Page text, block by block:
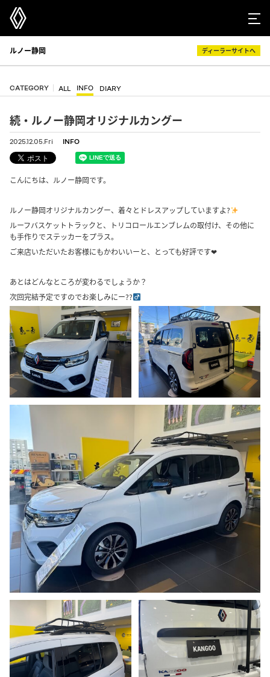
ルノー静岡 ディーラーサイトへ
CATEGORY ALL INFO DIARY
続・ルノー静岡オリジナルカングー
2025.12.05.Fri INFO
こんにちは、ルノー静岡です。
ルノー静岡オリジナルカングー、着々とドレスアップしていますよ?
ルーフバスケットトラックと、トリコロールエンブレムの取付け、その他に
も手作りでステッカーをプラス。
ご来店いただいたお客様にもかわいいーと、とっても好評です❤︎
あとはどんなところが変わるでしょうか？
次回完結予定ですのでお楽しみにー??‍